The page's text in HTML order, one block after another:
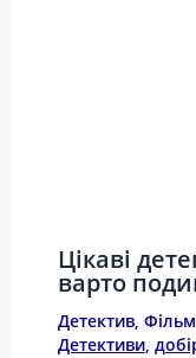
Цікаві
варто
Детектив,
Детективи,